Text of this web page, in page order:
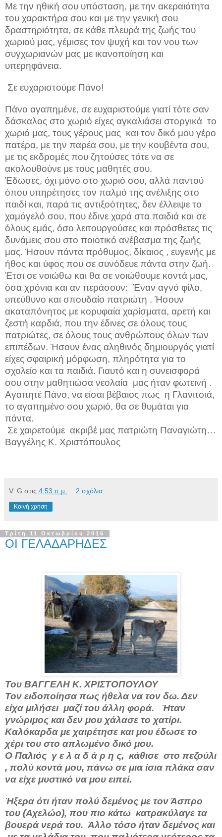
Με την ηθική σου υπόσταση, με την ακεραιότητα
του χαρακτήρα σου και με την γενική σου
δραστηριότητα, σε κάθε πλευρά της ζωής του
χωριού μας, γέμισες τον ψυχή και τον νου των
συγχωριανών μας με ικανοποίηση και
υπερηφάνεια.
Σε ευχαριστούμε Πάνο!
Πάνο αγαπημένε, σε ευχαριστούμε γιατί τότε σαν
δάσκαλος στο χωριό είχες αγκαλιάσει στοργικά το
χωριό μας, τους γέρους μας και τον δικό μου γέρο
πατέρα, με την παρέα σου, με την κουβέντα σου,
με τις εκδρομές που ζητούσες τότε να σε
ακολουθούνε με τους μαθητές σου.
Έδωσες, όχι μόνο στο χωριό σου, αλλά παντού
όπου υπηρέτησες τον παλμό της ανέλιξης στο
παιδί και, παρά τις αντιξοότητες, δεν έλλειψε το
χαμόγελό σου, που έδινε χαρά στα παιδιά και σε
όλους εμάς, όσο λειτουργούσες και πρόσθετες τις
δυνάμεις σου στο ποιοτικό ανέβασμα της ζωής
μας. Ήσουν πάντα πρόθυμος, δίκαιος , ευγενής με
ήθος και ύφος που σε συνόδευε πάντα στην ζωή.
Έτσι σε νοιώθω και θα σε νοιώθουμε κοντά μας,
όσα χρόνια και αν περάσουν: Έναν αγνό φίλο,
υπεύθυνο και σπουδαίο πατριώτη . Ήσουν
ακαταπόνητος με κορυφαία χαρίσματα, αρετή και
ζεστή καρδιά, που την έδινες σε όλους τους
πατριώτες, σε όλους τους ανθρώπους όλων των
επιπέδων. Ήσουν ένας αληθινός δημιουργός γιατί
είχες σφαιρική μόρφωση, πληρότητα για το
σχολείο και τα παιδιά. Γιαυτό και η συνεισφορά
σου στην μαθητιώσα νεολαία μας ήταν φωτεινή .
Αγαπητέ Πάνο, να είσαι βέβαιος πως η Γλανιτσιά,
το αγαπημένο σου χωριό, θα σε θυμάται για
πάντα.
Σε χαιρετούμε ακριβέ μας πατριώτη Παναγιώτη…
Βαγγέλης Κ. Χριστόπουλος
V. G στις 4:53 π.μ. 2 σχόλια:
Κοινή χρήση
Τρίτη 11 Οκτωβρίου 2016
ΟΙ ΓΕΛΑΔΑΡΗΔΕΣ
Του ΒΑΓΓΕΛΗ Κ. ΧΡΙΣΤΟΠΟΥΛΟΥ
Τον ειδοποίησα πως ήθελα να τον δω. Δεν
είχα μιλήσει μαζί του άλλη φορά.
Ήταν
γνώριμος και δεν μου χάλασε το χατίρι.
Καλόκαρδα με χαιρέτησε και μου έδωσε το
χέρι του στο απλωμένο δικό μου.
Ο Παλιός γ ε λ α δ ά ρ η ς, κάθισε στο πεζούλι
, πολύ κοντά μου, πάνω σε μια ίσια πλάκα σαν
να είχε μυστικό να μου ειπεί.
Ήξερα ότι ήταν πολύ δεμένος με τον Άσπρο
του (Αχελώο), που πιο κάτω κατρακύλαγε τα
βουερά νερά του. Άλλο τόσο ήταν δεμένος και